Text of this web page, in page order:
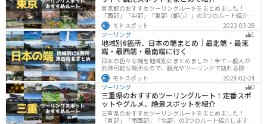
東京都のおすすめツーリングルートをまとめました！
「西部」「中部」「東部（都心）」の3つのルート紹介し
ます。西に行けば奥多摩の自然、東に行けば都心スポッ
トと、自然も街も楽しめるスポットが多数あります。バ
イクで東京都にツーリングに行く際は参考にしてくださ
い。
モトスポット
2023-03-28
ツーリング
1
地域別6箇所、日本の端まとめ｜最北端・最東
端・最西端・最南端に行く
日本の色々な端を地域別にまとめました！全て一般人が
到達可能な場所なので、観光やツーリングで訪れる際の
参考にしてください。
モトスポット
2024-02-24
ツーリング
0
三重県のおすすめツーリングルート！定番スポ
ットやグルメ、絶景スポットを紹介
三重県のおすすめツーリングルートをまとめました！
「東部」「南西部」「北部」の3つのルート紹介します。